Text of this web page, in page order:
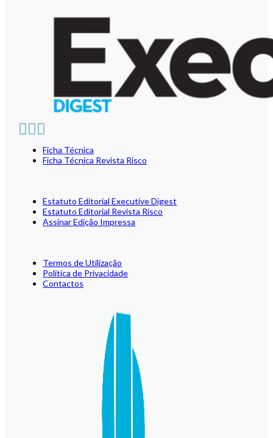
Ficha Técnica
Ficha Técnica Revista Risco
Estatuto Editorial Executive Digest
Estatuto Editorial Revista Risco
Assinar Edição Impressa
Termos de Utilização
Política de Privacidade
Contactos